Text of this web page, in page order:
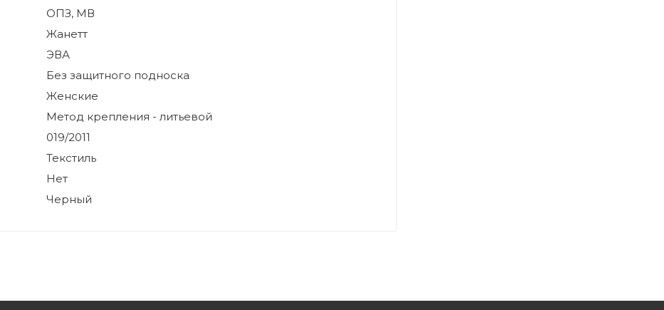
ОПЗ, МВ
Жанетт
ЭВА
Без защитного подноска
Женские
Метод крепления - литьевой
019/2011
Текстиль
Нет
Черный